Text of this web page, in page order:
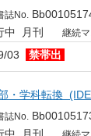
誌No.
中 月刊
継続
03 禁帯出
・学科転換
誌No.